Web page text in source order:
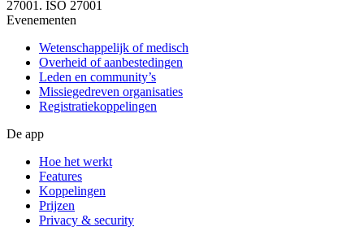
27001. ISO 27001
Evenementen
Wetenschappelijk of medisch
Overheid of aanbestedingen
Leden en community’s
Missiegedreven organisaties
Registratiekoppelingen
De app
Hoe het werkt
Features
Koppelingen
Prijzen
Privacy & security